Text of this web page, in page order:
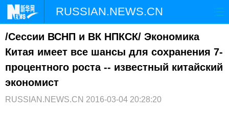
RUSSIAN.NEWS.CN
ГЛАВНАЯ КИТАЙ РФ И СНГ
В МИРЕ ЭКОНОМИКА ОБЩЕСТВО
/Сессии ВСНП и ВК НПКСК/ Экономика
Китая имеет все шансы для сохранения 7-
процентного роста -- известный китайский
экономист
RUSSIAN.NEWS.CN 2016-03-04 20:28:20